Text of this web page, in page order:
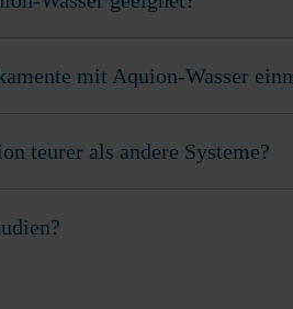
mit Aquion-Wasser
teurer als andere Systeme?